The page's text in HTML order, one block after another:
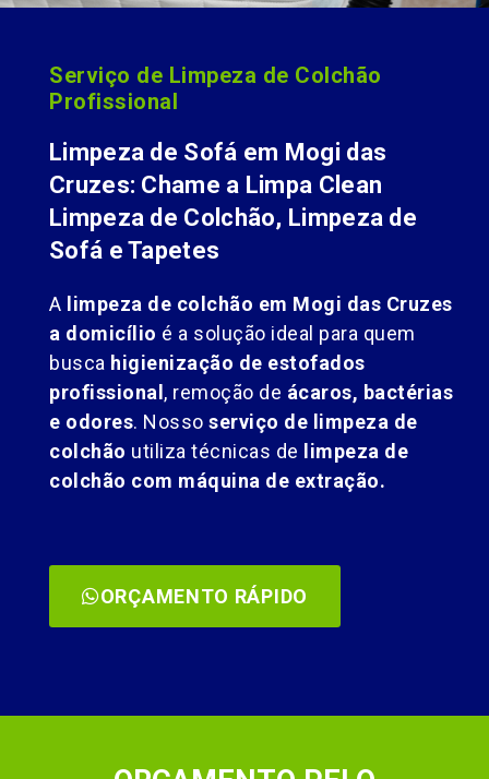
Serviço de Limpeza de Colchão
Profissional
Limpeza de Sofá em Mogi das
Cruzes: Chame a Limpa Clean
Limpeza de Colchão, Limpeza de
Sofá e Tapetes
A limpeza de colchão em Mogi das Cruzes
a domicílio é a solução ideal para quem
busca higienização de estofados
profissional, remoção de ácaros, bactérias
e odores. Nosso serviço de limpeza de
colchão utiliza técnicas de limpeza de
colchão com máquina de extração.
ORÇAMENTO RÁPIDO